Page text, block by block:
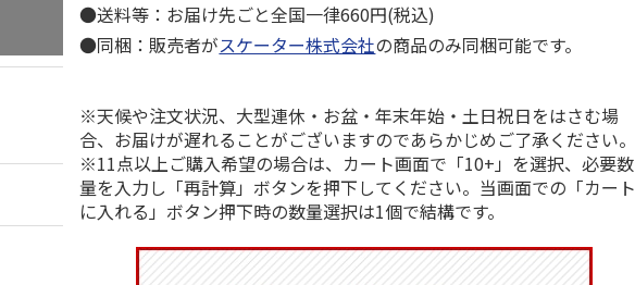
●送料等：お届け先ごと全国一律660円(税込)
●同梱：販売者がスケーター株式会社の商品のみ同梱可能です。
※天候や注文状況、大型連休・お盆・年末年始・土日祝日をはさむ場
合、お届けが遅れることがございますのであらかじめご了承ください。
※11点以上ご購入希望の場合は、カート画面で「10+」を選択、必要数
量を入力し「再計算」ボタンを押下してください。当画面での「カート
に入れる」ボタン押下時の数量選択は1個で結構です。